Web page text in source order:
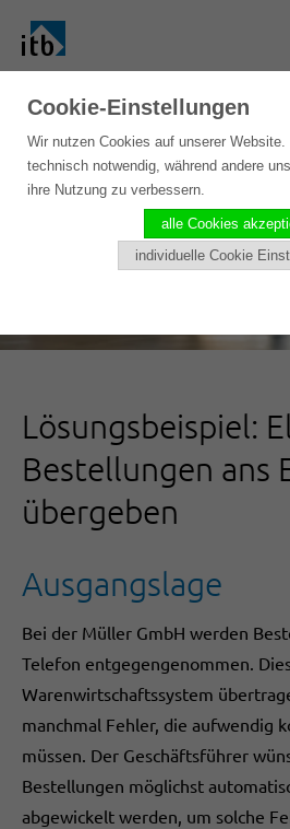
Lösungsbeispiel:
Bestellungen ans
übergeben
Ausgangslage
Bei der Müller GmbH werden
Telefon entgegengenommen.
Warenwirtschaftssystem
manchmal Fehler, die aufwendig
müssen. Der Geschäftsführer
Bestellungen möglichst
abgewickelt werden, um solche
Cookie-Einstellungen
Wir nutzen Cookies auf unserer
technisch notwendig, während andere
ihre Nutzung zu verbessern.
alle Cookies
individuelle Cookie